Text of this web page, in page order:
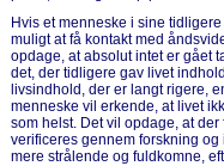
Hvis et menneske i sine
muligt at få kontakt med
opdage, at absolut intet er gået
det, der tidligere gav livet
livsindhold, der er langt rigere,
menneske vil erkende, at livet
som helst. Det vil opdage, at
verificeres gennem forskning
mere strålende og fuldkomne,